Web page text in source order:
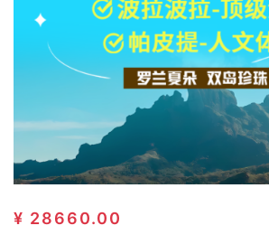
¥ 28660.00